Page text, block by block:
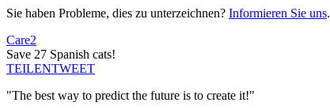
Sie haben Probleme, dies zu unterzeichnen? Informieren Sie uns.
Care2
Save 27 Spanish cats!
TEILENTWEET
"The best way to predict the future is to create it!"